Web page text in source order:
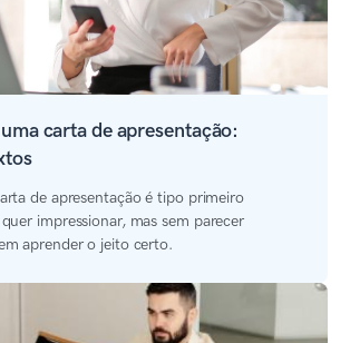
carta de apresentação:
de apresentação é tipo primeiro
impressionar, mas sem parecer
aprender o jeito certo.